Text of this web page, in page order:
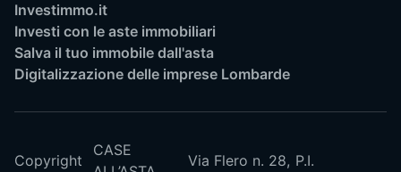
Investimmo.it
Investi con le aste immobiliari
Salva il tuo immobile dall'asta
Digitalizzazione delle imprese Lombarde
Copyright
CASE
Via Flero n. 28, P.I.